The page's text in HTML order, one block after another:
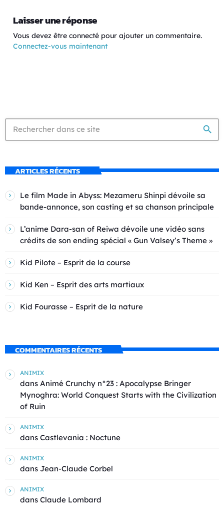
Laisser une réponse
Vous devez être connecté pour ajouter un commentaire.
Connectez-vous maintenant
search
ARTICLES RÉCENTS
Le film Made in Abyss: Mezameru Shinpi dévoile sa
bande-annonce, son casting et sa chanson principale
L’anime Dara-san of Reiwa dévoile une vidéo sans
crédits de son ending spécial « Gun Valsey’s Theme »
Kid Pilote – Esprit de la course
Kid Ken – Esprit des arts martiaux
Kid Fourasse – Esprit de la nature
COMMENTAIRES RÉCENTS
ANIMIX
dans Animé Crunchy n°23 : Apocalypse Bringer
Mynoghra: World Conquest Starts with the Civilization
of Ruin
ANIMIX
dans Castlevania : Noctune
ANIMIX
dans Jean-Claude Corbel
ANIMIX
dans Claude Lombard